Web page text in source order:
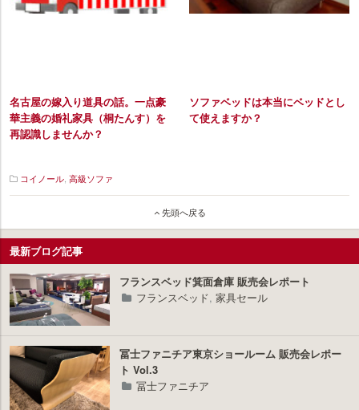
名古屋の嫁入り道具の話。一点豪
華主義の婚礼家具（桐たんす）を
再認識しませんか？
ソファベッドは本当にベッドとし
て使えますか？
コイノール 高級ソファ
テ
リ
ア
プ
ラ
ス
先頭へ戻る
最新ブログ記事
フランスベッド箕面倉庫 販売会レポート
フランスベッド,家具セール
冨士ファニチア東京ショールーム 販売会レポー
ト Vol.3
冨士ファニチア